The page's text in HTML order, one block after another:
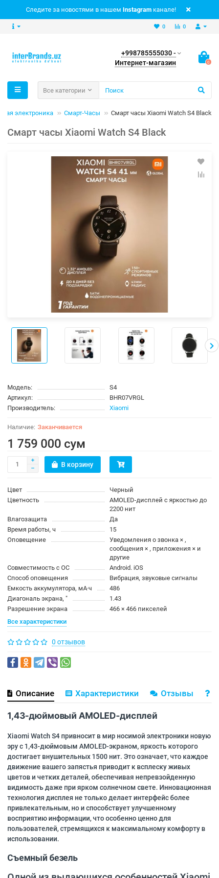
Следите за новостями в нашем Instagram канале!
0
0
+998785555030 -
Интернет-магазин
0
Все категории
электроника Смарт-Часы Смарт часы Xiaomi Watch S4 Black
Смарт часы Xiaomi Watch S4 Black
Модель:
S4
Артикул:
BHR07VRGL
Производитель:
Xiaomi
Заканчивается
1 759 000 сум
В корзину
Цвет
Черный
Цветность
AMOLED-дисплей с яркостью до
2200 нит
Влагозащита
Да
Время работы, ч
15
Оповещение
Уведомления о звонка × ,
сообщения × , приложения × и
другие
Совместимость с ОС
Android. iOS
Способ оповещения
Вибрация, звуковые сигналы
Емкость аккумулятора, мА·ч
486
Диагональ экрана, ″
1.43
Разрешение экрана
466 × 466 пикселей
Все характеристики
0 отзывов
Описание Характеристики Отзывы
1,43-дюймовый AMOLED-дисплей
Xiaomi Watch S4 привносит в мир носимой электроники новую
эру с 1,43-дюймовым AMOLED-экраном, яркость которого
достигает внушительных 1500 нит. Это означает, что каждое
движение вашего запястья приводит к всплеску живых
цветов и четких деталей, обеспечивая непревзойденную
видимость даже при ярком солнечном свете. Инновационная
технология дисплея не только делает интерфейс более
привлекательным, но и способствует улучшенному
восприятию информации, что особенно ценно для
пользователей, стремящихся к максимальному комфорту в
использовании.
Съемный безель